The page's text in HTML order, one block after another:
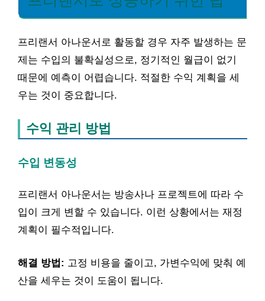
프리랜서 아나운서로 활동할 경우 자주 발생하는 문
제는 수입의 불확실성으로, 정기적인 월급이 없기
때문에 예측이 어렵습니다. 적절한 수익 계획을 세
우는 것이 중요합니다.
수익 관리 방법
수입 변동성
프리랜서 아나운서는 방송사나 프로젝트에 따라 수
입이 크게 변할 수 있습니다. 이런 상황에서는 재정
계획이 필수적입니다.
해결 방법: 고정 비용을 줄이고, 가변수익에 맞춰 예
산을 세우는 것이 도움이 됩니다.